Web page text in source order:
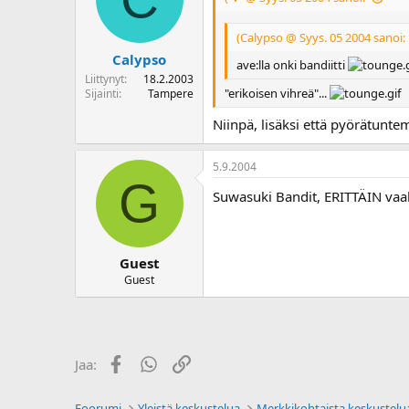
Calypso
Liittynyt
18.2.2003
Sijainti
Tampere
(Calypso @ Syys. 05 2004 sanoi:
ave:lla onki bandiitti
"erikoisen vihreä"...
Niinpä, lisäksi että
G
Guest
Guest
5.9.2004
Suwasuki Bandit, ERITTÄIN
Jaa: FacebookWhatsApp
Linkki